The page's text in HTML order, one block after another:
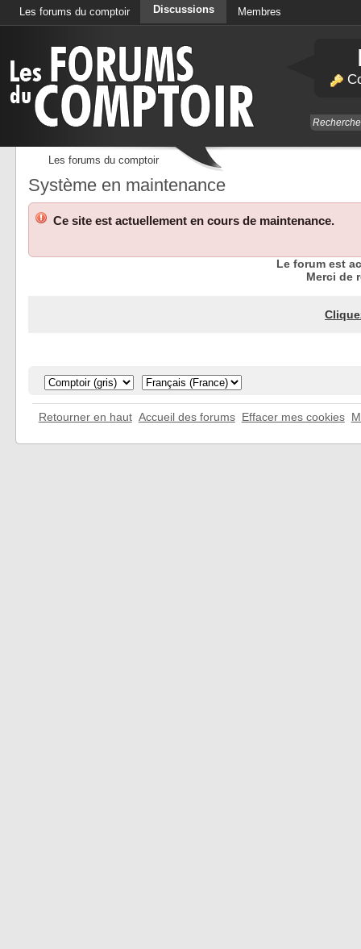
Les forums du comptoir Discussions Membres
Les forums du comptoir
Système en maintenance
Ce site est actuellement en cours de maintenance.
Le forum est
Merci de
Retourner en haut Accueil des forums Effacer mes cookies